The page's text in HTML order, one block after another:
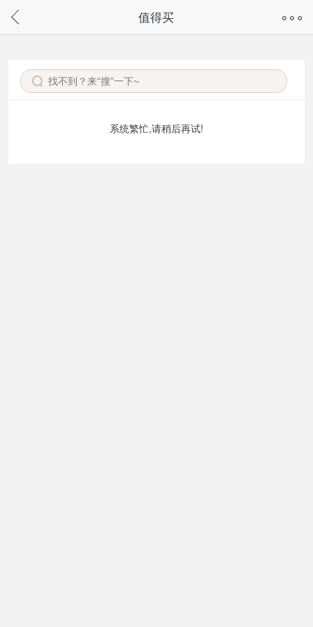
请通过微信或支付宝搜“奇兔客小程序”访问
值得买
系统繁忙,请稍后再试!